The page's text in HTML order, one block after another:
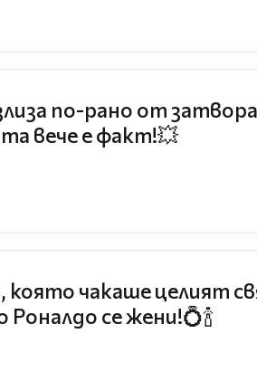
по-рано от
вече е факт!💥
чакаше целият
се жени!💍🍾